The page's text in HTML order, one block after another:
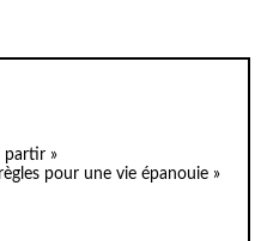
partir »
pour une vie épanouie »